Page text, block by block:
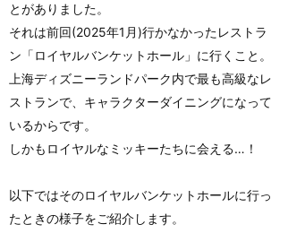
とがありました。
それは前回(2025年1月)行かなかったレストラ
ン「ロイヤルバンケットホール」に行くこと。
上海ディズニーランドパーク内で最も高級なレ
ストランで、キャラクターダイニングになって
いるからです。
しかもロイヤルなミッキーたちに会える…！
以下ではそのロイヤルバンケットホールに行っ
たときの様子をご紹介します。